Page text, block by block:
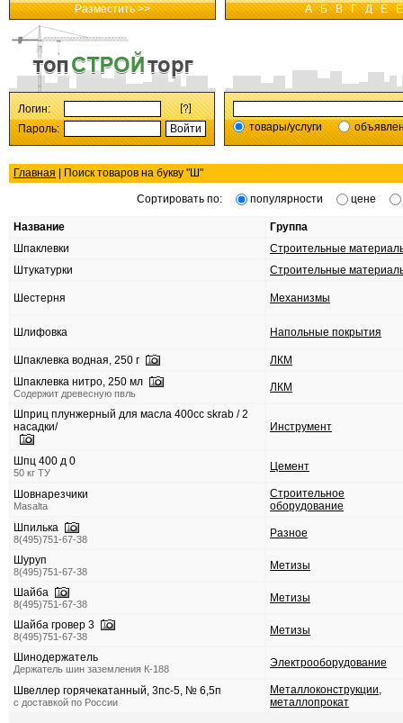
Разместить >> А Б В Г Д Е Ё
Логин:
Пароль:
товары/услуги
Главная | Поиск товаров на букву "Ш"
Сортировать по: популярности цене
Название
Группа
Шпаклевки
Строительные
Штукатурки
Строительные
Шестерня Механизмы
Шлифовка Напольные покрытия
Шпаклевка водная, 250 г
ЛКМ
Шпаклевка нитро, 250 мл
Содержит древесную пвль ЛКМ
Шприц плунжерный для масла 400сс skrab / 2
насадки/
Инструмент
Шпц 400 д 0
50 кг ТУ Цемент
Шовнарезчики
Masalta
Строительное
оборудование
Шпилька
8(495)751-67-38 Разное
Шуруп
8(495)751-67-38 Метизы
Шайба
8(495)751-67-38 Метизы
Шайба гровер 3
8(495)751-67-38 Метизы
Шинодержатель
Держатель шин заземления К-188 Электрооборудование
Швеллер горячекатанный, 3пс-5, № 6,5п
с доставкой по России
Металлоконструкции,
металлопрокат